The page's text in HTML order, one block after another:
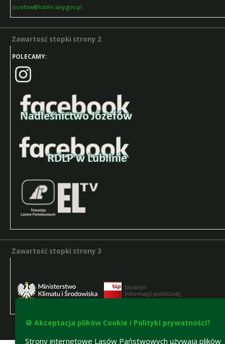
jozefow@lublin.lasy.gov.pl
Zawartość stopki strony 2
Zawartość stopki strony 2
POLECAMY:
Zawartość stopki strony 3
Zawartość stopki strony 3
🍪 Akceptacja plików Cookie i Polityki prywatności?
Strony internetowe Lasów Państwowych używają plików